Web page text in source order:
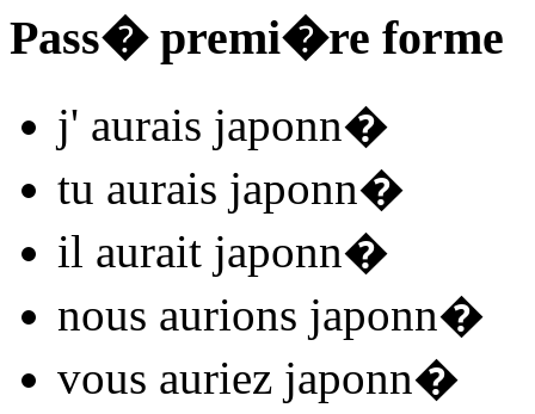
Pass� premi�re forme
j' aurais japonn�
tu aurais japonn�
il aurait japonn�
nous aurions japonn�
vous auriez japonn�